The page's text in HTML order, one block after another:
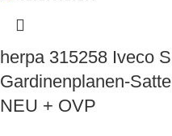
herpa 315258 Iveco
Gardinenplanen-
NEU + OVP